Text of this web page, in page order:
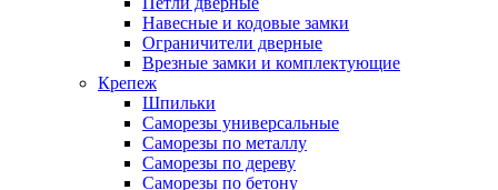
Навесные и кодовые замки
Ограничители дверные
Врезные замки и комплектующие
Крепеж
Шпильки
Саморезы универсальные
Саморезы по металлу
Саморезы по дереву
Саморезы по бетону